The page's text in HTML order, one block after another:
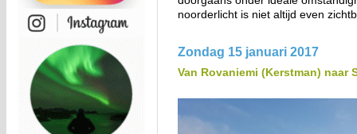
noorderlicht is niet altijd even
Zondag 15 januari 2017
Van Rovaniemi (Kerstman) naar